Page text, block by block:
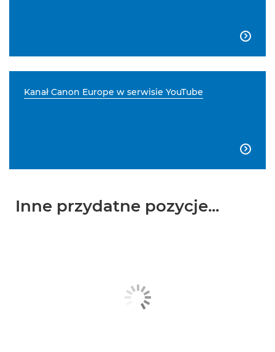

Kanał Canon Europe w serwisie YouTube

Inne przydatne pozycje...